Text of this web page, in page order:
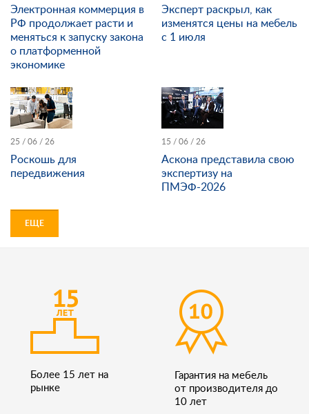
Электронная коммерция в
РФ продолжает расти и
меняться к запуску закона
о платформенной
экономике
Эксперт раскрыл, как
изменятся цены на мебель
с 1 июля
25 / 06 / 26
Роскошь для
передвижения
15 / 06 / 26
Аскона представила свою
экспертизу на
ПМЭФ-2026
ЕЩЕ
Более 15 лет на
рынке
Гарантия на мебель
от производителя до
10 лет